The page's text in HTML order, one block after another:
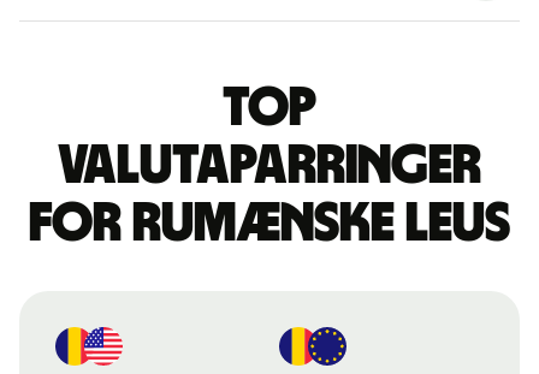
Top
valutaparringer
for rumænske leus